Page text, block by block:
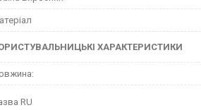
ХАРАКТЕРИСТИКИ
RU